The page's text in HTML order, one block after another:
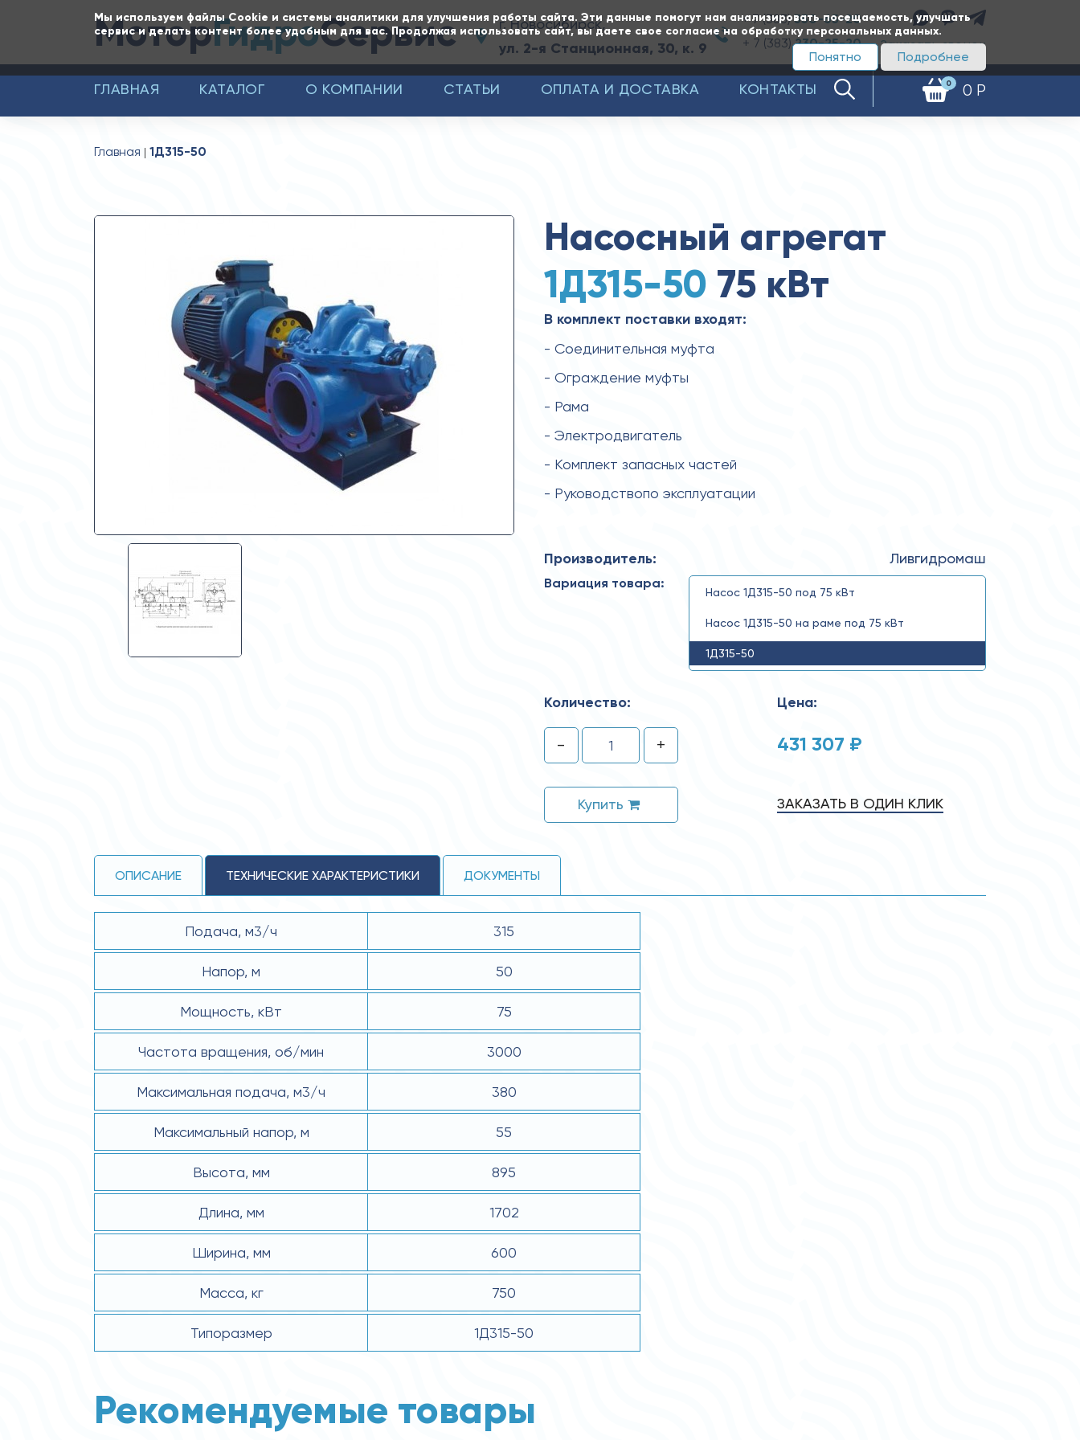
Мы используем файлы Cookie и системы аналитики для улучшения работы сайта. Эти данные помогут нам анализировать посещаемость, улучшать
сервис и делать контент более удобным для вас. Продолжая использовать сайт, вы даете свое согласие на обработку персональных данных.
Подробнее
Понятно
МоторГидроСервис г. Новосибирск,
ул. 2-я Станционная, 30, к. 9
+ 7 (383)350-65-20
+ 7 (383)230-25-20 Заказать звонок
0 0 Р
ГЛАВНАЯ КАТАЛОГ О КОМПАНИИ СТАТЬИ ОПЛАТА И ДОСТАВКА КОНТАКТЫ
Главная 1Д315-50
Насосный агрегат
1Д315-50 75 кВт
В комплект поставки входят:
- Соединительная муфта
- Ограждение муфты
- Рама
- Электродвигатель
- Комплект запасных частей
- Руководствопо эксплуатации
Производитель: Ливгидромаш
Вариация товара:
Насос 1Д315-50 под 75 кВт
Насос 1Д315-50 на раме под 75 кВт
1Д315-50
Количество:
- +
Купить
Цена:
431 307 ₽
ЗАКАЗАТЬ В ОДИН КЛИК
ОПИСАНИЕ ТЕХНИЧЕСКИЕ ХАРАКТЕРИСТИКИ ДОКУМЕНТЫ
Подача, м3/ч 315
Напор, м 50
Мощность, кВт 75
Частота вращения, об/мин 3000
Максимальная подача, м3/ч 380
Максимальный напор, м 55
Высота, мм 895
Длина, мм 1702
Ширина, мм 600
Масса, кг 750
Типоразмер 1Д315-50
Рекомендуемые товары